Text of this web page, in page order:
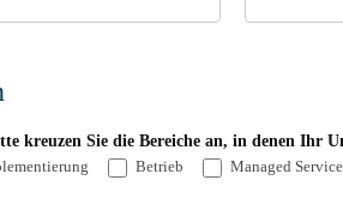
kreuzen Sie die Bereiche an, in denen Ihr
Betrieb Managed